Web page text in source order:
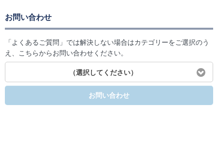
お問い合わせ
「よくあるご質問」では解決しない場合はカテゴリーをご選択のう
え、こちらからお問い合わせください。
（選択してください）
お問い合わせ